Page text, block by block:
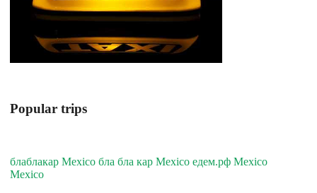
Popular trips
блаблакар Mexico бла бла кар Mexico едем.рф Mexico
Mexico